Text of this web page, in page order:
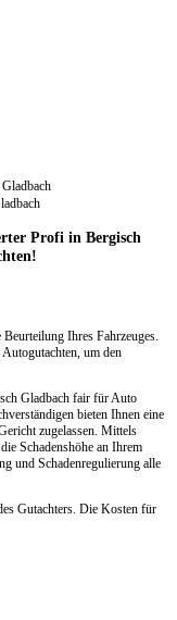
Profi in Bergisch
Ihres Fahrzeuges.
um den
Gladbach fair für Auto
bieten Ihnen eine
zugelassen. Mittels
Schadenshöhe an Ihrem
und Schadenregulierung alle
Gutachters. Die Kosten für